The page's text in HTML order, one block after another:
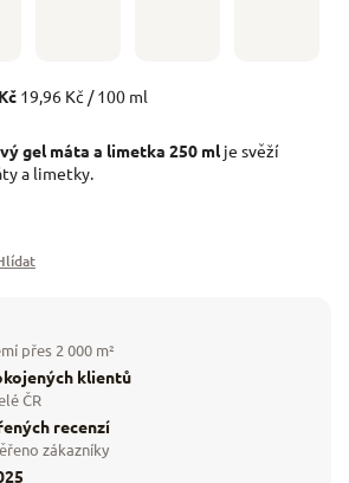
19,96 Kč / 100 ml
gel máta a limetka 250 mlje svěží
a limetky.
přes 2 000 m²
klientů
ČR
recenzí
zákazníky